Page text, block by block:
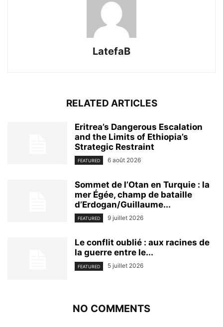
LatefaB
RELATED ARTICLES
Eritrea’s Dangerous Escalation
and the Limits of Ethiopia’s
Strategic Restraint
FEATURED 6 août 2026
Sommet de l’Otan en Turquie : la
mer Égée, champ de bataille
d’Erdogan/Guillaume...
FEATURED 9 juillet 2026
Le conflit oublié : aux racines de
la guerre entre le...
FEATURED 5 juillet 2026
NO COMMENTS